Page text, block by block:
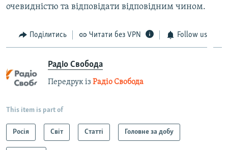
очевидністю та відповідати відповідним чином.
Поділитись Читати без VPN Follow us
Радіо Свобода
Передрук із Радіо Свобода
This item is part of
Росія Світ Статті Головне за добу